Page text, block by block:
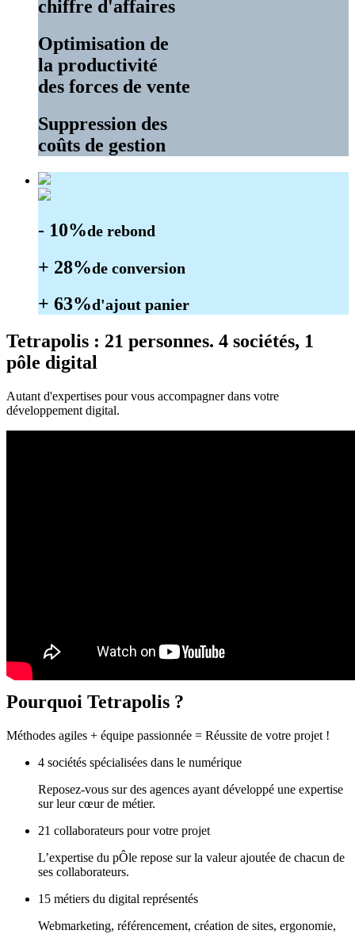
chiffre d'affaires
Optimisation de
la productivité
des forces de vente
Suppression des
coûts de gestion
- 10%de rebond
+ 28%de conversion
+ 63%d'ajout panier
Tetrapolis : 21 personnes. 4 sociétés, 1
pôle digital
Autant d'expertises pour vous accompagner dans votre
développement digital.
Pourquoi Tetrapolis ?
Méthodes agiles + équipe passionnée = Réussite de votre projet !
4 sociétés spécialisées dans le numérique
Reposez-vous sur des agences ayant développé une expertise
sur leur cœur de métier.
21 collaborateurs pour votre projet
L’expertise du pÔle repose sur la valeur ajoutée de chacun de
ses collaborateurs.
15 métiers du digital représentés
Webmarketing, référencement, création de sites, ergonomie,